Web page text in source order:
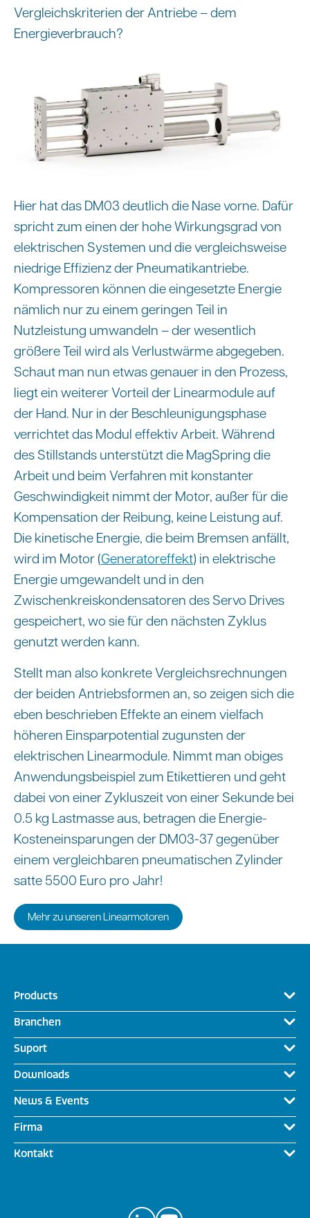
Vergleichskriterien der Antriebe – dem
Energieverbrauch?
Hier hat das DM03 deutlich die Nase vorne. Dafür
spricht zum einen der hohe Wirkungsgrad von
elektrischen Systemen und die vergleichsweise
niedrige Effizienz der Pneumatikantriebe.
Kompressoren können die eingesetzte Energie
nämlich nur zu einem geringen Teil in
Nutzleistung umwandeln – der wesentlich
größere Teil wird als Verlustwärme abgegeben.
Schaut man nun etwas genauer in den Prozess,
liegt ein weiterer Vorteil der Linearmodule auf
der Hand. Nur in der Beschleunigungsphase
verrichtet das Modul effektiv Arbeit. Während
des Stillstands unterstützt die MagSpring die
Arbeit und beim Verfahren mit konstanter
Geschwindigkeit nimmt der Motor, außer für die
Kompensation der Reibung, keine Leistung auf.
Die kinetische Energie, die beim Bremsen anfällt,
wird im Motor (Generatoreffekt) in elektrische
Energie umgewandelt und in den
Zwischenkreiskondensatoren des Servo Drives
gespeichert, wo sie für den nächsten Zyklus
genutzt werden kann.
Stellt man also konkrete Vergleichsrechnungen
der beiden Antriebsformen an, so zeigen sich die
eben beschrieben Effekte an einem vielfach
höheren Einsparpotential zugunsten der
elektrischen Linearmodule. Nimmt man obiges
Anwendungsbeispiel zum Etikettieren und geht
dabei von einer Zykluszeit von einer Sekunde bei
0.5 kg Lastmasse aus, betragen die Energie-
Kosteneinsparungen der DM03-37 gegenüber
einem vergleichbaren pneumatischen Zylinder
satte 5500 Euro pro Jahr!
Mehr zu unseren Linearmotoren
Products
Branchen
Suport
Downloads
News & Events
Firma
Kontakt